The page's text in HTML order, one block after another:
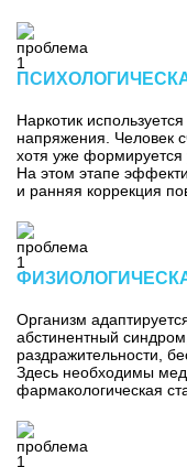
Наркотик
напряжения. Человек
хотя уже формируется
На этом этапе
и ранняя коррекция
Организм
абстинентный
раздражительности,
Здесь необходимы
фармакологическая